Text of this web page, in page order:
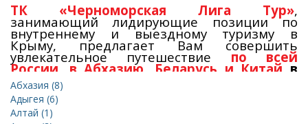
ТК «Черноморская Лига Тур»,
занимающий лидирующие позиции по
внутреннему и выездному туризму в
Крыму, предлагает Вам совершить
увлекательное путешествие по всей
России в Абхазию, Беларусь и Китай в
2026 году.
Многолетний опыт туроператорской
деятельности
Абхазия (8)
Адыгея (6)
Алтай (1)